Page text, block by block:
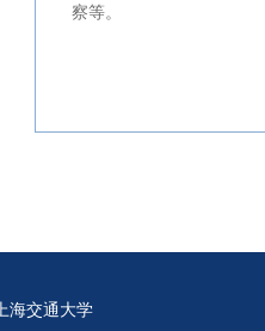
察等。
上海交通大学